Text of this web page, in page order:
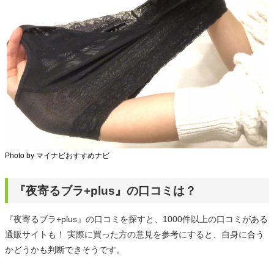
Photo by マイナビおすすめナビ
『夜寄るブラ+plus』の口コミは？
『夜寄るブラ+plus』の口コミを探すと、1000件以上の口コミがある
通販サイトも！ 実際に買った方の意見を参考にすると、自身に合う
かどうかも判断できそうです。